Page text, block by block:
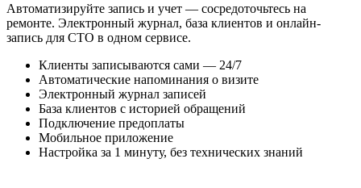
Автоматизируйте запись и учет — сосредоточьтесь на
ремонте. Электронный журнал, база клиентов и онлайн-
запись для СТО в одном сервисе.
Клиенты записываются сами — 24/7
Автоматические напоминания о визите
Электронный журнал записей
База клиентов с историей обращений
Подключение предоплаты
Мобильное приложение
Настройка за 1 минуту, без технических знаний